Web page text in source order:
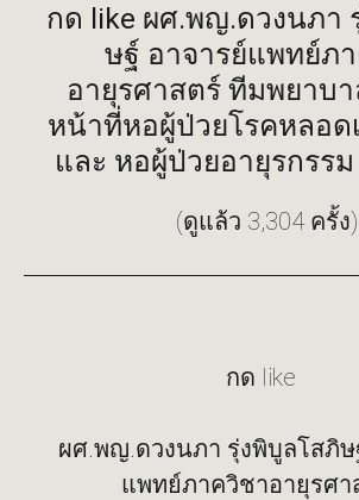
กด like ผศ.พญ.ดวงนภา
ษฐ์ อาจารย์แพทย์ภ
อายุรศาสตร์ ทีมพยาบา
หน้าที่หอผู้ป่วยโรคหลอด
และ หอผู้ป่วยอายุรกรร
(ดูแล้ว 3,304 ครั้ง)
กด like
ผศ.พญ.ดวงนภา รุ่งพิบูลโสภิ
แพทย์ภาควิชาอายุรศา